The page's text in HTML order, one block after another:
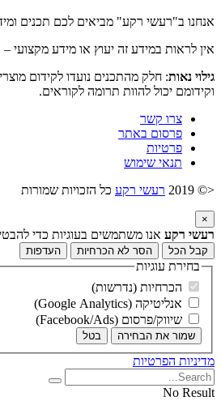
אנחנו ב"רעשי רקע" מביאים לכם תכנים
אין לראות במידע זה יעוץ או מידע
גילוי נאות: חלק מהתכנים נועדו לקידום
וקידומם יכול להוות תרומה לקוראים.
צרו קשר
פרסום באתר
פרטיות
תנאי שימוש
<© 2019
רעשי רקע כל הזכויות שמורות
×
רעשי רקע אנו משתמשים בעוגיות כדי
קבל הכל הסר לא הכרחיות העדפות
בחירת עוגיות
הכרחיות (נדרשות)
אנליטיקה (Google Analytics)
שיווק/פרסום (Facebook/Ads)
שמור את הבחירה בטל
מדיניות הפרטיות
No Result